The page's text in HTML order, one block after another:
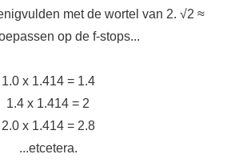
met de wortel van 2. √2 ≈
op de f-stops...
1.0 x 1.414 = 1.4
1.4 x 1.414 = 2
2.0 x 1.414 = 2.8
...etcetera.